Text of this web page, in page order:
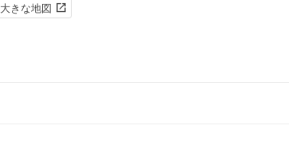
大きな地図